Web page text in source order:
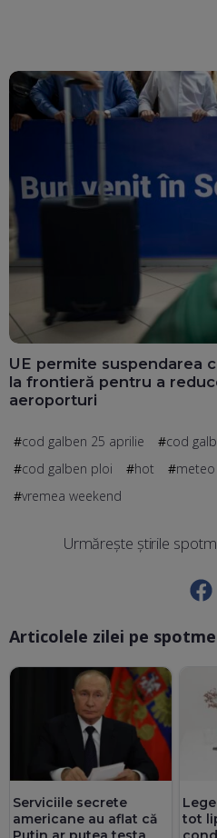
UE permite suspendarea
la frontieră pentru a
aeroporturi
cod galben 25 aprilie
cod
cod galben ploi
hot meteo
vremea weekend
Urmărește știrile
Articolele zilei pe
Serviciile secrete
americane au aflat că
tot